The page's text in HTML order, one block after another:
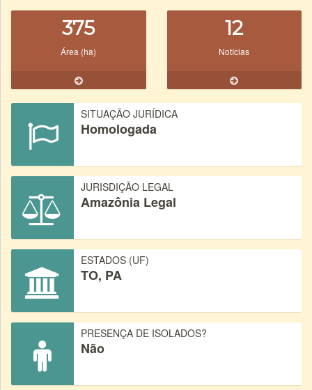
375
Área (ha)
12
Notícias
SITUAÇÃO JURÍDICA
Homologada
JURISDIÇÃO LEGAL
Amazônia Legal
ESTADOS (UF)
TO, PA
PRESENÇA DE ISOLADOS?
Não